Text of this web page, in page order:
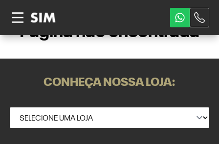
Página não encontrada
CONHEÇA NOSSA LOJA: